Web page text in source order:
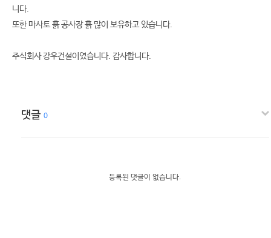
니다.
또한 마사토 흙 공사장 흙 많이 보유하고 있습니다.
주식회사 강우건설이였습니다. 감사합니다.
댓글 0
등록된 댓글이 없습니다.